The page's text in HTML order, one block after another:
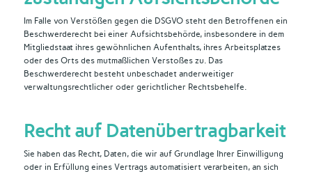
Im Falle von Verstößen gegen die DSGVO steht den Betroffenen ein
Beschwerderecht bei einer Aufsichtsbehörde, insbesondere in dem
Mitgliedstaat ihres gewöhnlichen Aufenthalts, ihres Arbeitsplatzes
oder des Orts des mutmaßlichen Verstoßes zu. Das
Beschwerderecht besteht unbeschadet anderweitiger
verwaltungsrechtlicher oder gerichtlicher Rechtsbehelfe.
Recht auf Daten­übertrag­barkeit
Sie haben das Recht, Daten, die wir auf Grundlage Ihrer Einwilligung
oder in Erfüllung eines Vertrags automatisiert verarbeiten, an sich